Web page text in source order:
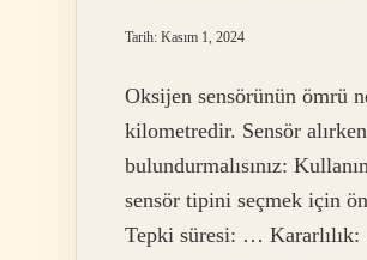
Tarih: Kasım 1, 2024
Oksijen sensörünün ömrü
kilometredir. Sensör
bulundurmalısınız:
sensör tipini seçmek için
Tepki süresi: …